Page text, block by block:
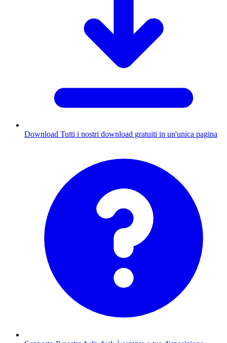
Download Tutti i nostri download gratuiti in un'unica pagina